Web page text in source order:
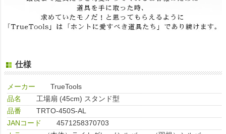
仕様
メーカー
TrueTools
品名
工場扇 (45cm) スタンド型
品番
TRTO-450S-AL
JANコード
4571258370703